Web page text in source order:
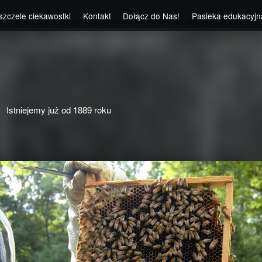
themes/modern/includes/frontend/class-assets.phpon line
ciekawostki Kontakt Dołącz do Nas! Pasieka
Istniejemy już od 1889 roku